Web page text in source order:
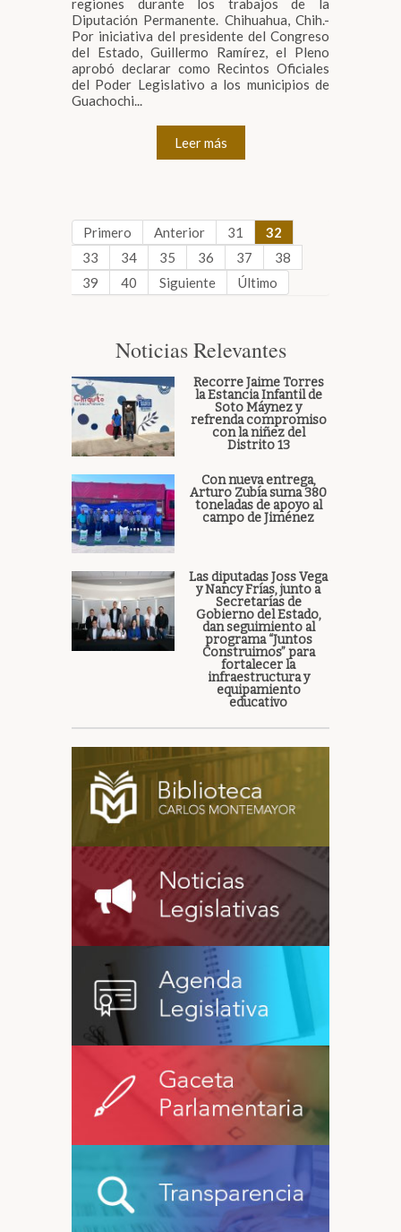
regiones durante los trabajos de la
Diputación Permanente. Chihuahua, Chih.-
Por iniciativa del presidente del Congreso
del Estado, Guillermo Ramírez, el Pleno
aprobó declarar como Recintos Oficiales
del Poder Legislativo a los municipios de
Guachochi...
Leer más
Primero Anterior 31
32
33
34 35 36 37
38
39
40 Siguiente Último
Noticias Relevantes
Recorre Jaime Torres
la Estancia Infantil de
Soto Máynez y
refrenda compromiso
con la niñez del
Distrito 13
Con nueva entrega,
Arturo Zubía suma 380
toneladas de apoyo al
campo de Jiménez
Las diputadas Joss Vega
y Nancy Frías, junto a
Secretarías de
Gobierno del Estado,
dan seguimiento al
programa “Juntos
Construimos” para
fortalecer la
infraestructura y
equipamiento
educativo